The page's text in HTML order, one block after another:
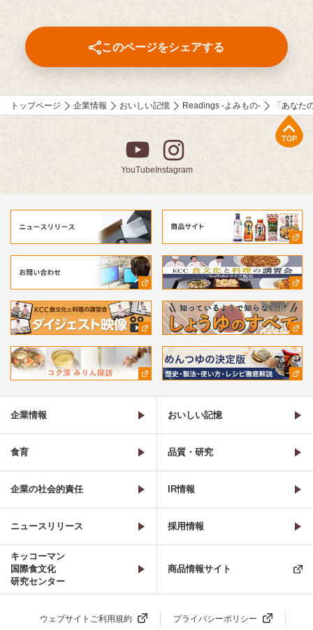
このページをシェアする
トップページ 企業情報 おいしい記憶 Readings -よみもの- 「あな
YouTubeInstagram
企業情報 おいしい記憶
食育 品質・研究
企業の社会的責任 IR情報
ニュースリリース 採用情報
キッコーマン
国際食文化
研究センター
商品情報サイト
ウェブサイトご利用規約 プライバシーポリシー